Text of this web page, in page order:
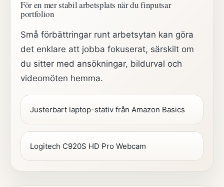
För en mer stabil arbetsplats när du finputsar
portfolion
Små förbättringar runt arbetsytan kan göra
det enklare att jobba fokuserat, särskilt om
du sitter med ansökningar, bildurval och
videomöten hemma.
Justerbart laptop-stativ från Amazon Basics
Logitech C920S HD Pro Webcam